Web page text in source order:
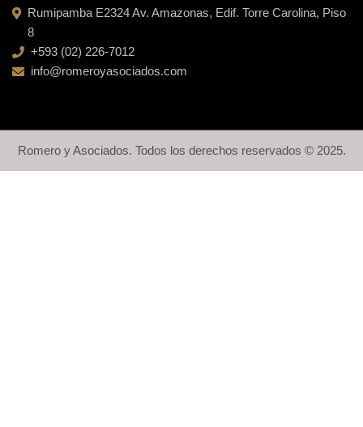
Rumipamba E2324 Av. Amazonas, Edif. Torre Carolina, Piso
8
+593 (02) 226-7012
info@romeroyasociados.com
Romero y Asociados. Todos los derechos reservados © 2025.